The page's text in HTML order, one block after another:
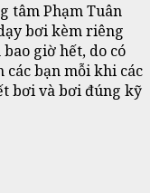
tâm Phạm Tuân
bơi kèm riêng
giờ hết, do có
bạn mỗi khi các
bơi và bơi đúng kỹ